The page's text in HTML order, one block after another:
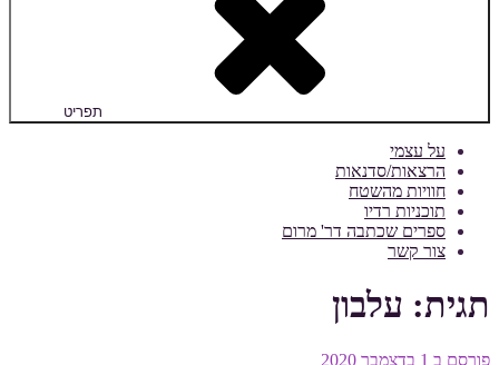
תפריט
על עצמי
הרצאות/סדנאות
חוויות מהשטח
תוכניות רדיו
ספרים שכתבה דר' מרום
צור קשר
תגית: עלבון
פורסם ב 1 בדצמבר 2020